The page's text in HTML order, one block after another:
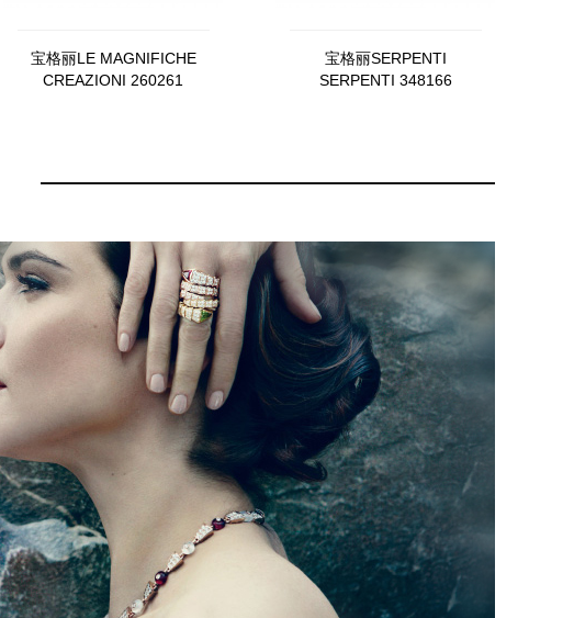
宝格丽LE MAGNIFICHE
CREAZIONI 260261
宝格丽SERPENTI
SERPENTI 348166